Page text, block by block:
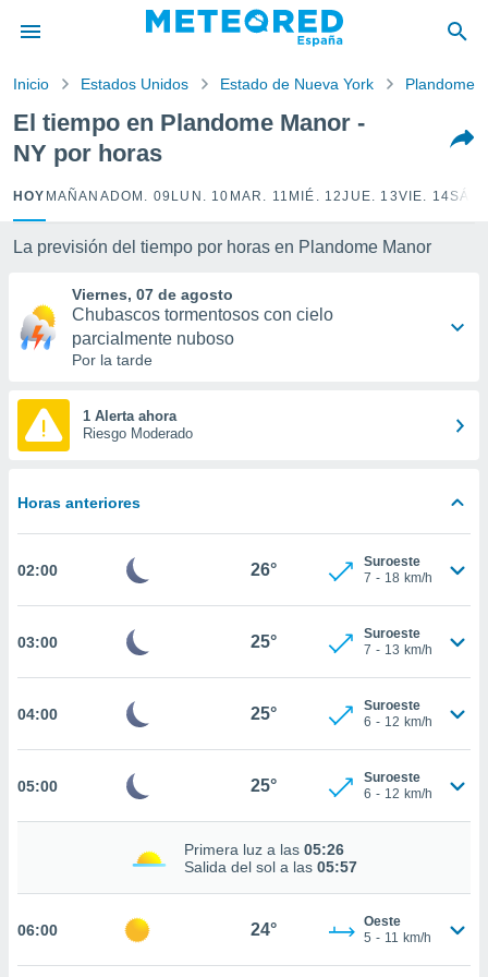
por
para
la
calidad.
a este
las
y
forma
contenido
coste.
botón
a la
la
ya sean
en
ACEPTAR
CONTINUAR
Inicio Estados Unidos Estado de Nueva York Plandome
El tiempo en Plandome Manor -
NY por horas
HOY MAÑANA DOM. 09 LUN. 10 MAR. 11 MIÉ. 12JUE. 13VIE. 14
La previsión del tiempo por horas en Plandome Manor
Viernes, 07 de agosto
Chubascos tormentosos con cielo
parcialmente nuboso
Por la tarde
1 Alerta ahora
Riesgo Moderado
Horas anteriores
02:00 26°
Suroeste
7 - 18 km/h
03:00 25°
Suroeste
7 - 13 km/h
04:00 25°
Suroeste
6 - 12 km/h
05:00 25°
Suroeste
6 - 12 km/h
Primera luz a las 05:26
Salida del sol a las 05:57
06:00 24°
Oeste
5 - 11 km/h